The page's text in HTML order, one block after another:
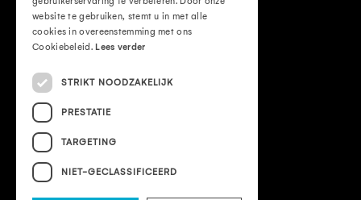
mvo
privacyverklaring
cookieverklaring
Vacatures
website te gebruiken, stemt u in met alle
cookies in overeenstemming met ons
Cookiebeleid. Lees verder
STRIKT NOODZAKELIJK
PRESTATIE
TARGETING
NIET-GECLASSIFICEERD